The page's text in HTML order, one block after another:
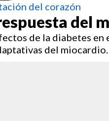
del corazón
del
de la diabetes en
del miocardio.